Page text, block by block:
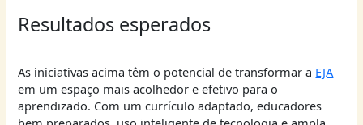
Resultados esperados
As iniciativas acima têm o potencial de transformar a EJA
em um espaço mais acolhedor e efetivo para o
aprendizado. Com um currículo adaptado, educadores